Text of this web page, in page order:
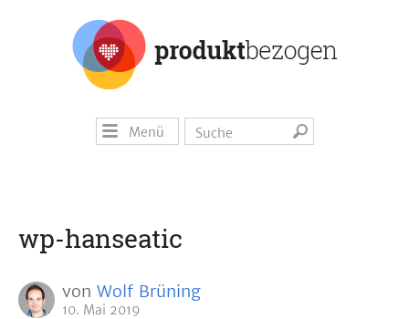
Menü
wp-hanseatic
von Wolf Brüning
10. Mai 2019